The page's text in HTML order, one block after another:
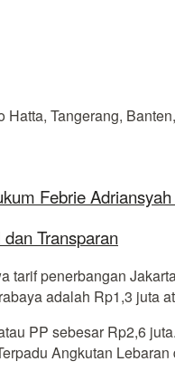
Tangerang,
Febrie
Transparan
penerbangan
adalah Rp1,3 juta
PP sebesar Rp2,6
Angkutan